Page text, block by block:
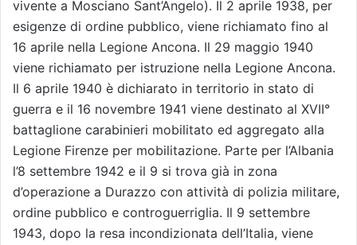
vivente a Mosciano Sant’Angelo). Il 2 aprile 1938, per
esigenze di ordine pubblico, viene richiamato fino al
16 aprile nella Legione Ancona. Il 29 maggio 1940
viene richiamato per istruzione nella Legione Ancona.
Il 6 aprile 1940 è dichiarato in territorio in stato di
guerra e il 16 novembre 1941 viene destinato al XVII°
battaglione carabinieri mobilitato ed aggregato alla
Legione Firenze per mobilitazione. Parte per l’Albania
l’8 settembre 1942 e il 9 si trova già in zona
d’operazione a Durazzo con attività di polizia militare,
ordine pubblico e controguerriglia. Il 9 settembre
1943, dopo la resa incondizionata dell’Italia, viene